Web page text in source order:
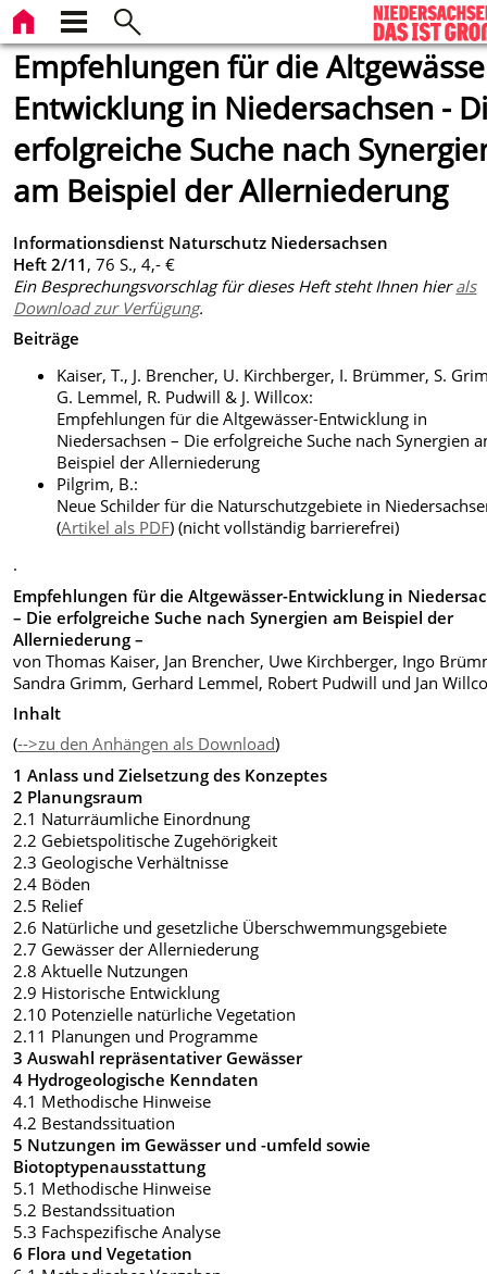
Empfehlungen für die
Entwicklung in Niedersachsen -
erfolgreiche Suche nach
am Beispiel der Allerniederung
Informationsdienst Naturschutz Niedersachsen
Heft 2/11 , 76 S., 4,- €
Ein Besprechungsvorschlag für dieses Heft steht Ihnen hierals
Download zur Verfügung.
Beiträge
Kaiser, T., J. Brencher, U. Kirchberger, I. Brümmer, S.
G. Lemmel, R. Pudwill & J. Willcox:
Empfehlungen für die Altgewässer-Entwicklung in
Niedersachsen – Die erfolgreiche Suche nach Synergien
Beispiel der Allerniederung
Pilgrim, B.:
Neue Schilder für die Naturschutzgebiete in
(Artikel als PDF) (nicht vollständig barrierefrei)
.
Empfehlungen für die Altgewässer-Entwicklung in
– Die erfolgreiche Suche nach Synergien am Beispiel der
Allerniederung –
von Thomas Kaiser, Jan Brencher, Uwe Kirchberger, Ingo
Sandra Grimm, Gerhard Lemmel, Robert Pudwill und Jan
Inhalt
(-->zu den Anhängen als Download)
1 Anlass und Zielsetzung des Konzeptes
2 Planungsraum
2.1 Naturräumliche Einordnung
2.2 Gebietspolitische Zugehörigkeit
2.3 Geologische Verhältnisse
2.4 Böden
2.5 Relief
2.6 Natürliche und gesetzliche Überschwemmungsgebiete
2.7 Gewässer der Allerniederung
2.8 Aktuelle Nutzungen
2.9 Historische Entwicklung
2.10 Potenzielle natürliche Vegetation
2.11 Planungen und Programme
3 Auswahl repräsentativer Gewässer
4 Hydrogeologische Kenndaten
4.1 Methodische Hinweise
4.2 Bestandssituation
5 Nutzungen im Gewässer und -umfeld sowie
Biotoptypenausstattung
5.1 Methodische Hinweise
5.2 Bestandssituation
5.3 Fachspezifische Analyse
6 Flora und Vegetation